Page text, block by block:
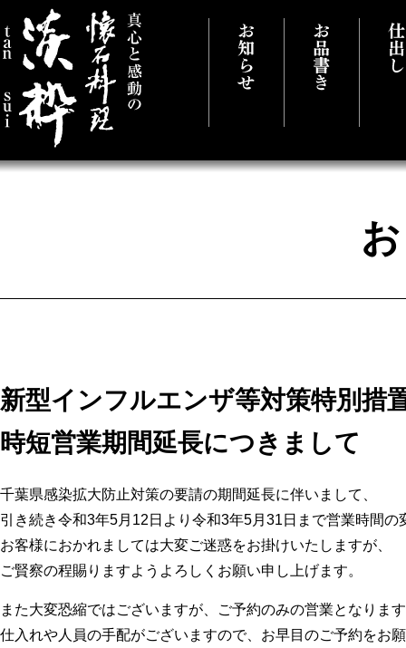
真心と感動の懐石料理 千葉県市原市
新型インフルエンザ等対策特別措
時短営業期間延長につきまして
千葉県感染拡大防止対策の要請の期間延長に伴いまして、
引き続き令和3年5月12日より令和3年5月31日まで営業時間の
お客様におかれましては大変ご迷惑をお掛けいたしますが、
ご賢察の程賜りますようよろしくお願い申し上げます。
また大変恐縮ではございますが、ご予約のみの営業となりま
仕入れや人員の手配がございますので、お早目のご予約をお